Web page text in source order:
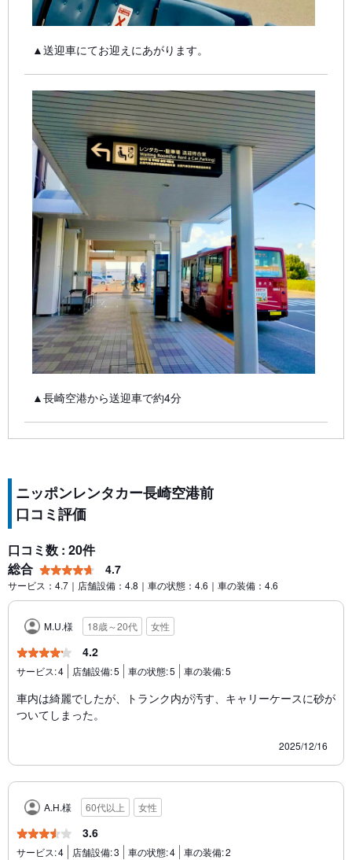
▲送迎車にてお迎えにあがります。
▲長崎空港から送迎車で約4分
ニッポンレンタカー長崎空港前
口コミ評価
口コミ数 : 20件
総合
4.7
サービス：4.7｜店舗設備：4.8｜車の状態：4.6｜車の装備：4.6
M.U.様 18歳～20代 女性
4.2
サービス:4 店舗設備:5 車の状態:5 車の装備:5
車内は綺麗でしたが、トランク内が汚す、キャリーケースに砂が
ついてしまった。
2025/12/16
A.H.様 60代以上 女性
3.6
サービス:4 店舗設備:3 車の状態:4 車の装備:2